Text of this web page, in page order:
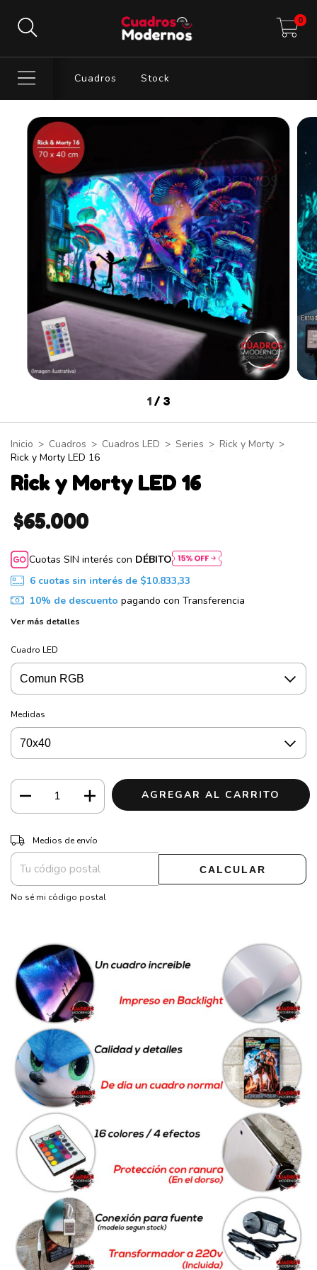
0
Cuadros Stock
1 / 3
Inicio > Cuadros > Cuadros LED > Series > Rick y Morty >
Rick y Morty LED 16
Rick y Morty LED 16
$65.000
Cuotas SIN interés con DÉBITO
6 cuotas sin interés de $10.833,33
10% de descuento pagando con Transferencia
Ver más detalles
Cuadro LED
Medidas
Entregas para el CP:
Medios de envío
CALCULAR
No sé mi código postal